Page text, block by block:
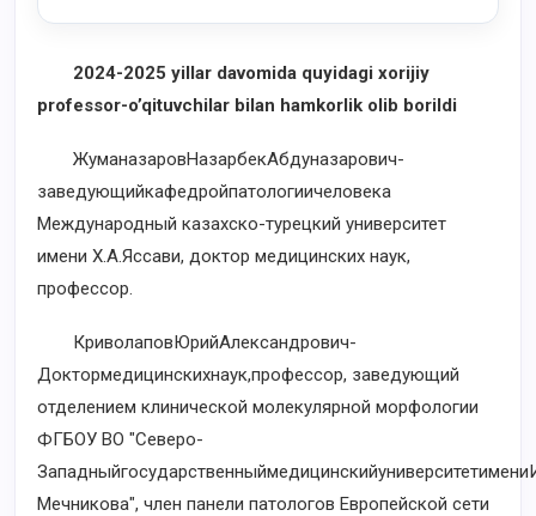
2024-2025 yillar davomida quyidagi xorijiy
professor-o’qituvchilar bilan hamkorlik olib borildi
ЖуманазаровНазарбекАбдуназарович-
заведующийкафедройпатологиичеловека
Международный казахско-турецкий университет
имени Х.А.Яссави, доктор медицинских наук,
профессор.
КриволаповЮрийАлександрович-
Доктормедицинскихнаук,профессор, заведующий
отделением клинической молекулярной морфологии
ФГБОУ ВО "Северо-
Мечникова", член панели патологов Европейской сети